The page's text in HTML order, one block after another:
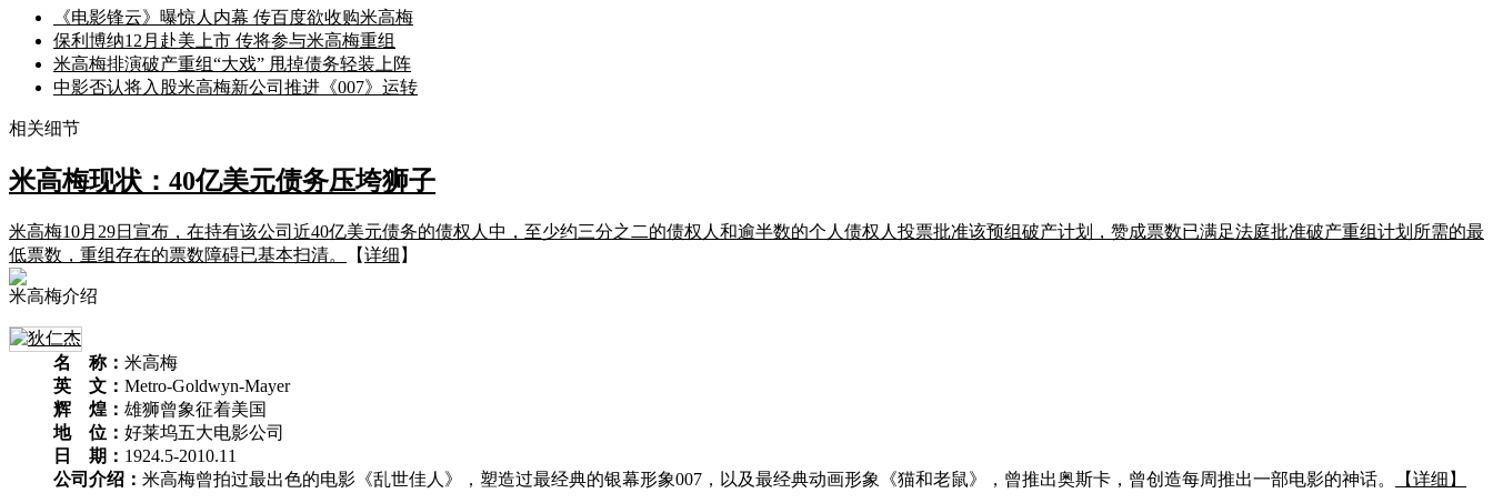
《电影锋云》曝惊人内幕 传百度欲收购米高梅
保利博纳12月赴美上市 传将参与米高梅重组
米高梅排演破产重组“大戏” 甩掉债务轻装上阵
中影否认将入股米高梅新公司推进《007》运转
相关细节
米高梅现状：40亿美元债务压垮狮子
米高梅10月29日宣布，在持有该公司近40亿美元债务的债权人中，至少约三分之二的债权人和逾半数的个人债权人投票批准该预组破产计划，赞成票数已满足法庭批准破产重组计划所需的最
低票数，重组存在的票数障碍已基本扫清。
【详细 】
米高梅介绍
名 称： 米高梅
英 文： Metro-Goldwyn-Mayer
辉 煌： 雄狮曾象征着美国
地 位： 好莱坞五大电影公司
日 期： 1924.5-2010.11
公司介绍： 米高梅曾拍过最出色的电影《乱世佳人》，塑造过最经典的银幕形象007，以及最经典动画形象《猫和老鼠》，曾推出奥斯卡，曾创造每周推出一部电影的神话。 【详细】